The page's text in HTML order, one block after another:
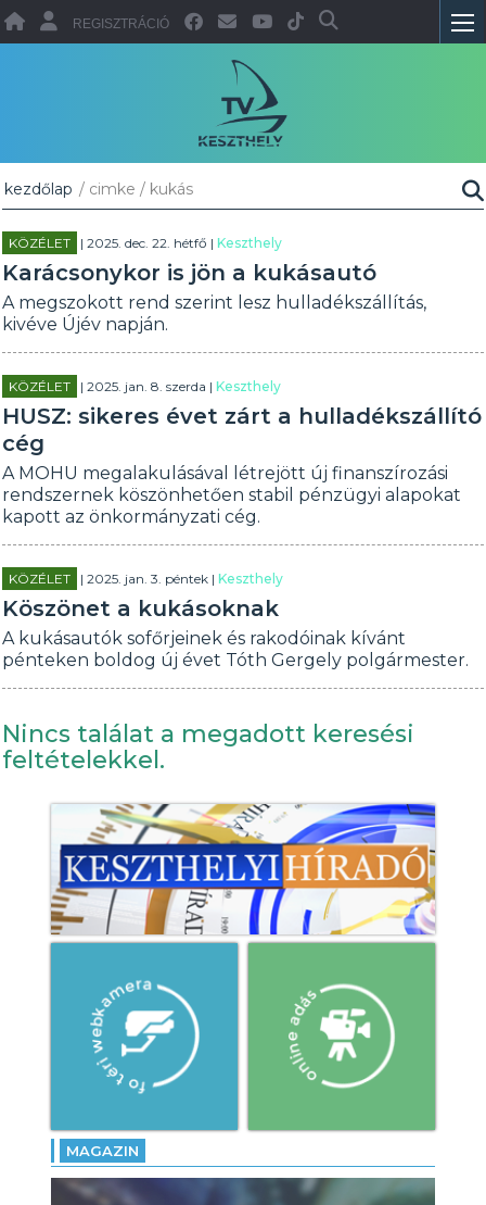
REGISZTRÁCIÓ
kezdőlap / cimke / kukás
KÖZÉLET | 2025. dec. 22. hétfő |Keszthely
Karácsonykor is jön a kukásautó
A megszokott rend szerint lesz hulladékszállítás,
kivéve Újév napján.
KÖZÉLET | 2025. jan. 8. szerda |Keszthely
HUSZ: sikeres évet zárt a hulladékszállító
cég
A MOHU megalakulásával létrejött új finanszírozási
rendszernek köszönhetően stabil pénzügyi alapokat
kapott az önkormányzati cég.
KÖZÉLET | 2025. jan. 3. péntek |Keszthely
Köszönet a kukásoknak
A kukásautók sofőrjeinek és rakodóinak kívánt
pénteken boldog új évet Tóth Gergely polgármester.
Nincs találat a megadott keresési
feltételekkel.
MAGAZIN